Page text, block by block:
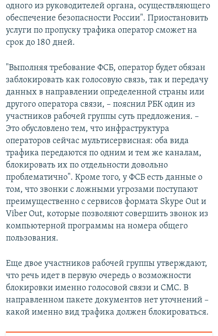
одного из руководителей органа, осуществляющего
обеспечение безопасности России". Приостановить
услуги по пропуску трафика оператор сможет на
срок до 180 дней.
"Выполняя требование ФСБ, оператор будет обязан
заблокировать как голосовую связь, так и передачу
данных в направлении определенной страны или
другого оператора связи, – пояснил РБК один из
участников рабочей группы суть предложения. –
Это обусловлено тем, что инфраструктура
операторов сейчас мультисервисная: оба вида
трафика передаются по одним и тем же каналам,
блокировать их по отдельности довольно
проблематично". Кроме того, у ФСБ есть данные о
том, что звонки с ложными угрозами поступают
преимущественно с сервисов формата Skype Out и
Viber Out, которые позволяют совершить звонок из
компьютерной программы на номера общего
пользования.
Еще двое участников рабочей группы утверждают,
что речь идет в первую очередь о возможности
блокировки именно голосовой связи и СМС. В
направленном пакете документов нет уточнений –
какой именно вид трафика должен блокироваться.